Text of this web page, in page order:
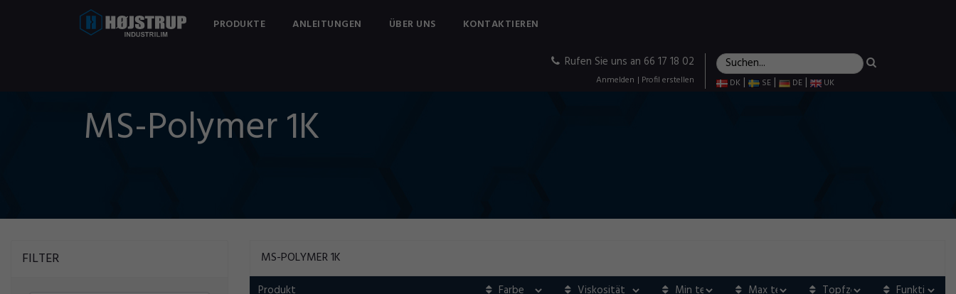
PRODUKTE ANLEITUNGEN ÜBER UNS KONTAKTIEREN
Rufen Sie uns an 66 17 18 02
Anmelden | Profil erstellen DK | SE | DE | UK
MS-Polymer 1K
FILTER MS-POLYMER 1K
Produkt